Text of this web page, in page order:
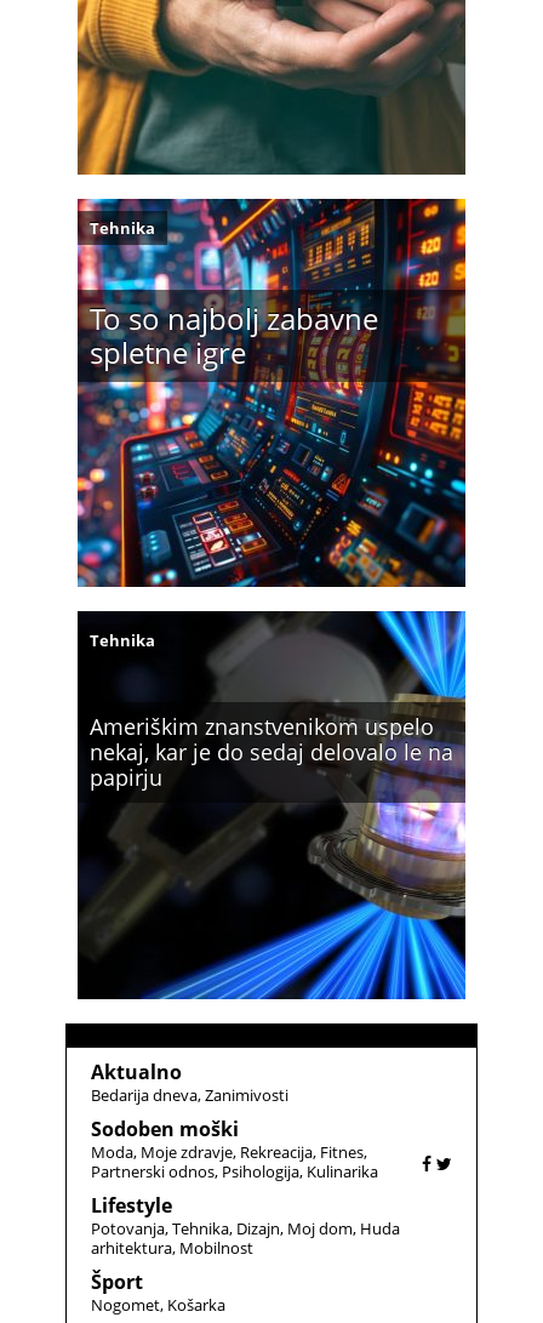
To so najbolj zabavne
spletne igre
Tehnika
Ameriškim znanstvenikom uspelo
nekaj, kar je do sedaj delovalo le na
papirju
Tehnika
Aktualno
Bedarija dneva Zanimivosti
Sodoben moški
Moda Moje zdravje Rekreacija Fitnes
Partnerski odnos Psihologija Kulinarika
Lifestyle
Potovanja Tehnika Dizajn Moj dom Huda
arhitektura Mobilnost
Šport
Nogomet Košarka